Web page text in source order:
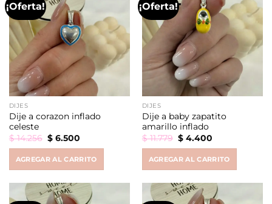
¡Oferta!
DIJES
Dije a corazon inflado
celeste
$14.256 Original
price
$ 14.256.
$6.500Current
$ 6.500.
AGREGAR AL CARRITO
¡Oferta!
DIJES
Dije a baby zapatito
amarillo inflado
$11.779 Original
price
$ 11.779.
$4.400Current
$ 4.400.
AGREGAR AL CARRITO